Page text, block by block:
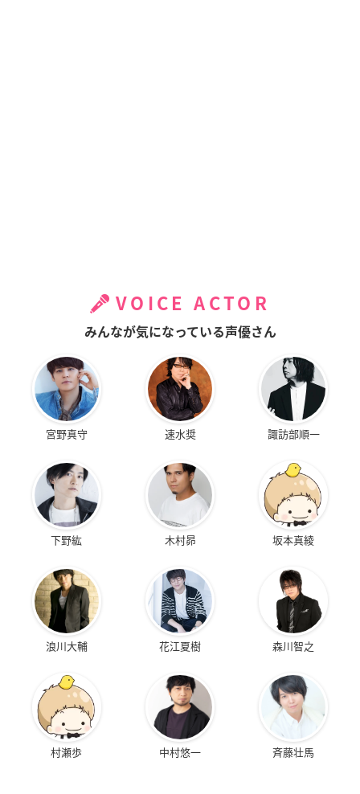
VOICE ACTOR
みんなが気になっている声優さん
宮野真守 速水奨 諏訪部順一
下野紘 木村昴 坂本真綾
浪川大輔 花江夏樹 森川智之
村瀬歩 中村悠一 斉藤壮馬